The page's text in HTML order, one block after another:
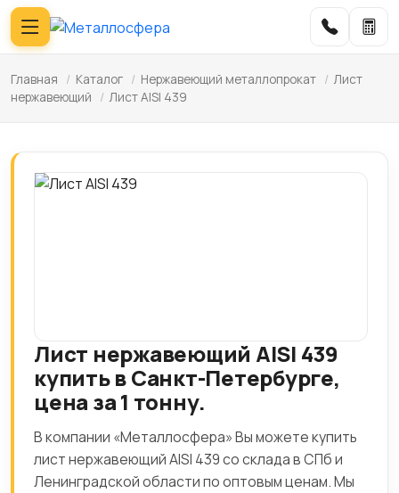
Главная / Каталог / Нержавеющий металлопрокат / Лист
нержавеющий
/ Лист AISI 439
Лист нержавеющий AISI 439
купить в Санкт-Петербурге,
цена за 1 тонну.
В компании «Металлосфера» Вы можете купить
лист нержавеющий AISI 439 со склада в СПб и
Ленинградской области по оптовым ценам. Мы